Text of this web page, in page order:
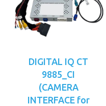
DIGITAL IQ CT
9885_CI
(CAMERA
INTERFACE for